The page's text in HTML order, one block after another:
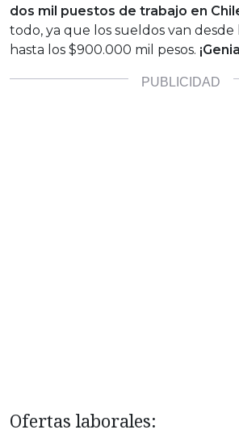
dos mil puestos de trabajo en
todo, ya que los sueldos van desde
hasta los $900.000 mil pesos.
Ofertas laborales: